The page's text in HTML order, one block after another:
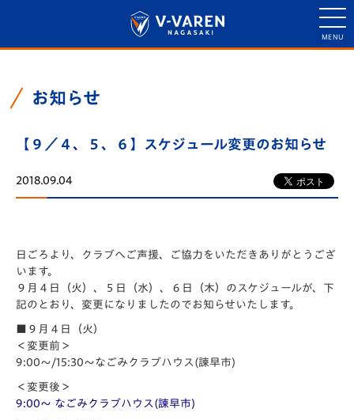
お知らせ
【９／４、５、６】スケジュール変更のお知らせ
2018.09.04
日ごろより、クラブへご声援、ご協力をいただきありがとうござ
います。
９月４日（火）、５日（水）、６日（木）のスケジュールが、下
記のとおり、変更になりましたのでお知らせいたします。
■９月４日（火）
＜変更前＞
9:00～/15:30〜なごみクラブハウス(諫早市)
＜変更後＞
9:00～ なごみクラブハウス(諫早市)